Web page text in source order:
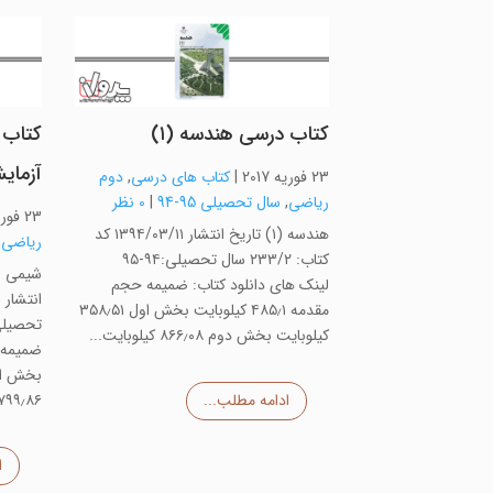
کتاب درسی هندسه (۱)
23 فوریه 2017 |کتاب های درسی,دوم
ریاضی, سال تحصیلی 95-94 | 0 نظر
هندسه (۱) تاریخ انتشار ۱۳۹۴/۰۳/۱۱ کد
کتاب: ۲۳۳/۲ سال تحصیلی:۹۴-۹۵
لینک های دانلود کتاب: ضمیمه حجم
مقدمه ۴۸۵٫۱ کیلوبایت بخش اول ۳۵۸٫۵۱
کیلوبایت بخش دوم ۸۶۶٫۰۸ کیلوبایت...
ادامه مطلب...
23 فوریه 2017
ریاضی